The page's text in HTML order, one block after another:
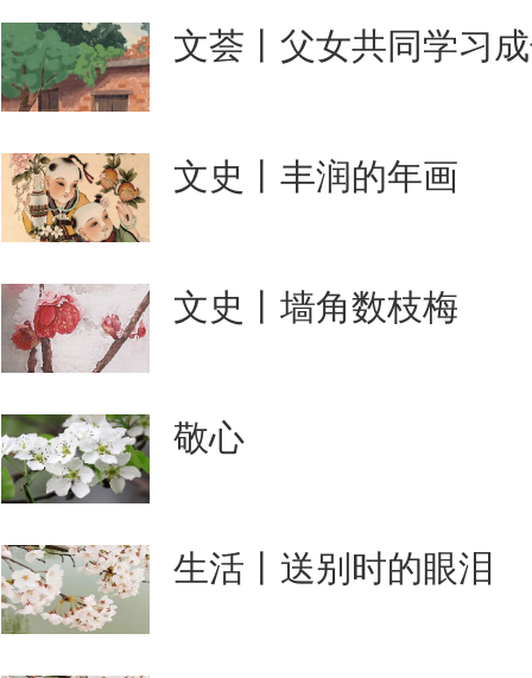
文荟丨父女共同学习
文史丨丰润的年画
文史丨墙角数枝梅
敬心
生活丨送别时的眼泪